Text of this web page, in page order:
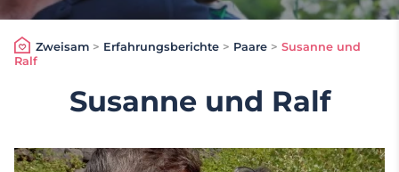
Zweisam> Erfahrungsberichte > Paare > Susanne und
Ralf
Susanne und Ralf